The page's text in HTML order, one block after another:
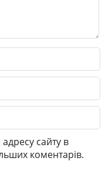
сайту в
коментарів.